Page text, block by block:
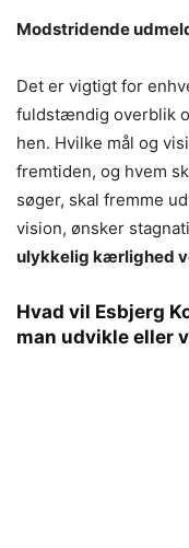
Modstridende
Det er vigtigt for
fuldstændig overblik
hen. Hvilke mål og
fremtiden, og hvem
søger, skal fremme
vision, ønsker
ulykkelig kærlighed
Hvad vil Esbjerg
man udvikle eller